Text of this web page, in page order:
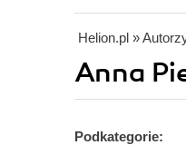
Helion.pl »
Anna
Podkategorie: